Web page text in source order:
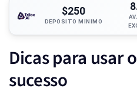
$250
DEPÓSITO MÍNIMO
Dicas para usar
sucesso